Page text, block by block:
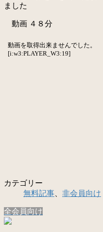
ました
動画 ４８分
カテゴリー
無料記事
非会員向け
全会員向け